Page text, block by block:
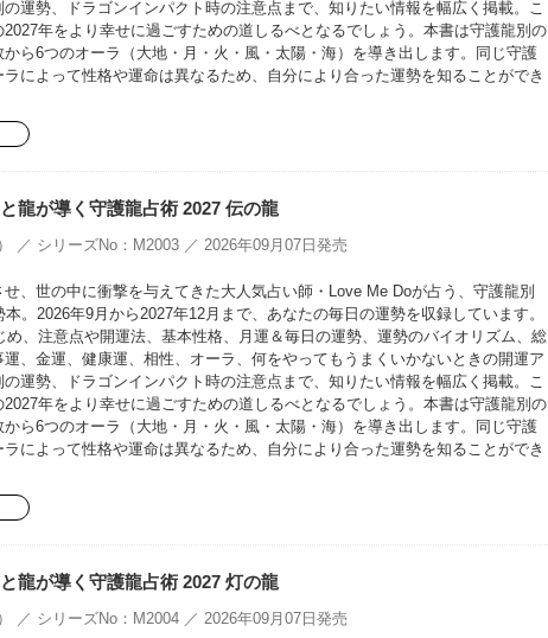
運勢、ドラゴンインパクト時の注意点まで、知りたい情報を幅広く掲載。こ
年をより幸せに過ごすための道しるべとなるでしょう。本書は守護龍別の
ら6つのオーラ（大地・月・火・風・太陽・海）を導き出します。同じ守護
によって性格や運命は異なるため、自分により合った運勢を知ることができ
龍が導く守護龍占術 2027 伝の龍
／ シリーズNo：M2003 ／ 2026年09月07日発売
、世の中に衝撃を与えてきた大人気占い師・Love Me Doが占う、守護龍別
本。2026年9月から2027年12月まで、あなたの毎日の運勢を収録しています。
め、注意点や開運法、基本性格、月運＆毎日の運勢、運勢のバイオリズム、総
、金運、健康運、相性、オーラ、何をやってもうまくいかないときの開運ア
運勢、ドラゴンインパクト時の注意点まで、知りたい情報を幅広く掲載。こ
年をより幸せに過ごすための道しるべとなるでしょう。本書は守護龍別の
ら6つのオーラ（大地・月・火・風・太陽・海）を導き出します。同じ守護
によって性格や運命は異なるため、自分により合った運勢を知ることができ
龍が導く守護龍占術 2027 灯の龍
／ シリーズNo：M2004 ／ 2026年09月07日発売